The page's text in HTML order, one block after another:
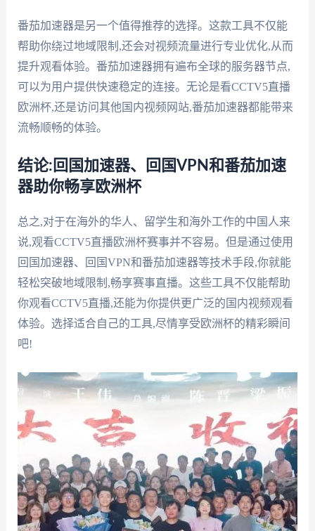
番茄加速器是另一个值得推荐的选择。这款工具不仅能
帮助你绕过地域限制,还会对视频流量进行专业优化,从而
提升观看体验。番茄加速器拥有遍布全球的服务器节点,
可以为用户提供快速稳定的连接。无论是看CCTV5直播
欧洲杯,还是访问其他国内视频网站,番茄加速器都能带来
流畅顺畅的体验。
结论:回国加速器、回国VPN和番茄加速
器助你畅享欧洲杯
总之,对于在海外的华人、留学生和海外工作的中国人来
说,观看CCTV5直播欧洲杯赛事并不容易。但是通过使用
回国加速器、回国VPN和番茄加速器等技术手段,你就能
轻松突破地域限制,畅享赛事直播。这些工具不仅能帮助
你观看CCTV5直播,还能为你提供更广泛的国内视频观看
体验。选择适合自己的工具,尽情享受欧洲杯的精彩瞬间
吧!